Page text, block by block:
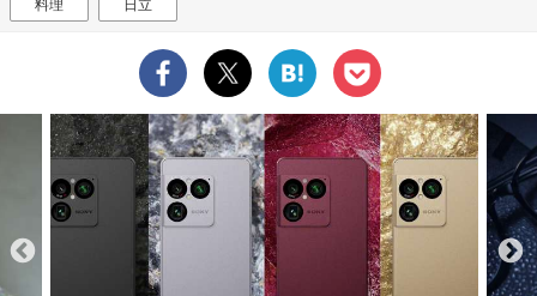
料理 日立